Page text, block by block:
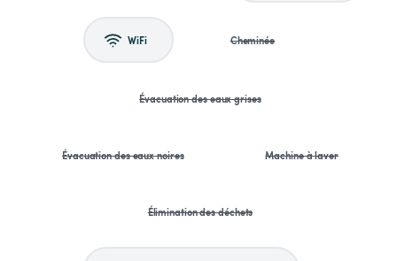
WiFi Cheminée
Évacuation des eaux grises
Évacuation des eaux noires Machine à laver
Élimination des déchets